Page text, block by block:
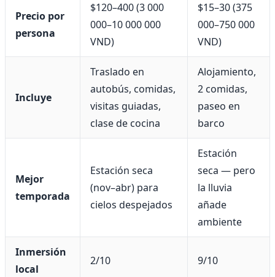
Precio por
persona
$120–400 (3 000
000–10 000 000
VND)
$15–30 (375
000–750 000
VND)
Incluye
Traslado en
autobús, comidas,
visitas guiadas,
clase de cocina
Alojamiento,
2 comidas,
paseo en
barco
Mejor
temporada
Estación seca
(nov–abr) para
cielos despejados
Estación
seca — pero
la lluvia
añade
ambiente
Inmersión
local
2/10 9/10